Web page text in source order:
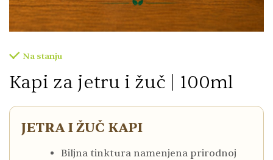
Na stanju
Kapi za jetru i žuč | 100ml
JETRA I ŽUČ KAPI
Biljna tinktura namenjena prirodnoj